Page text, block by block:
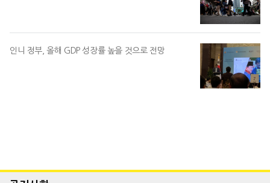
인니 정부, 올해 GDP 성장률 높을 것으로 전망